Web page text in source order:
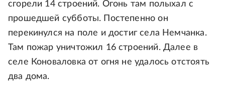
сгорели 14 строений. Огонь там полыхал с
прошедшей субботы. Постепенно он
перекинулся на поле и достиг села Немчанка.
Там пожар уничтожил 16 строений. Далее в
селе Коноваловка от огня не удалось отстоять
два дома.